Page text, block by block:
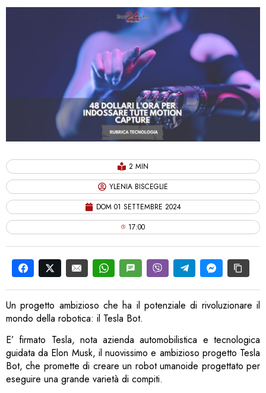
2 MIN
YLENIA BISCEGLIE
DOM 01 SETTEMBRE 2024
17:00
Un progetto ambizioso che ha il potenziale di rivoluzionare il
mondo della robotica: il Tesla Bot.
E’ firmato Tesla, nota azienda automobilistica e tecnologica
guidata da Elon Musk, il nuovissimo e ambizioso progetto Tesla
Bot, che promette di creare un robot umanoide progettato per
eseguire una grande varietà di compiti.